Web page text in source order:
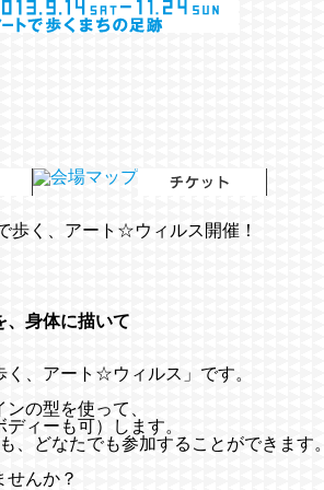
歩く、アート☆ウィルス開催！
、身体に描いて
、アート☆ウィルス」です。
の型を使って、
ィーも可）します。
、どなたでも参加することができます。
んか？